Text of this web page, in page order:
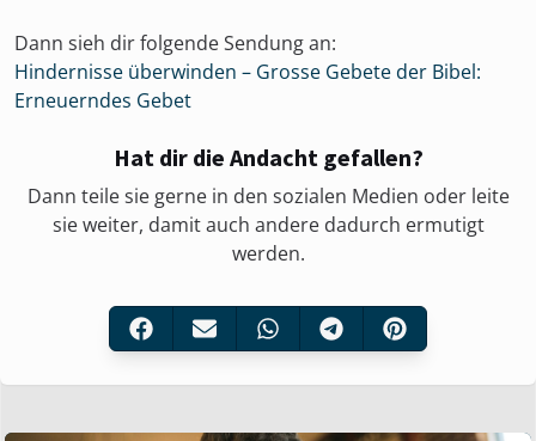
Dann sieh dir folgende Sendung an:
Hindernisse überwinden – Grosse Gebete der Bibel:
Erneuerndes Gebet
Hat dir die Andacht gefallen?
Dann teile sie gerne in den sozialen Medien oder leite
sie weiter, damit auch andere dadurch ermutigt
werden.